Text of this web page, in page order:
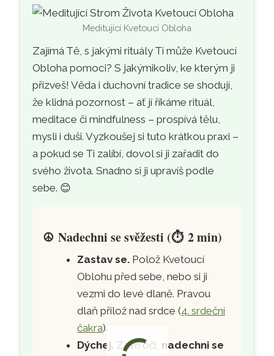
Meditující Kvetoucí Obloha
Zajímá Tě, s jakými rituály Ti může Kvetoucí
Obloha pomoci? S jakýmikoliv, ke kterým ji
přizveš! Věda i duchovní tradice se shodují,
že klidná pozornost – ať jí říkáme rituál,
meditace či mindfulness – prospívá tělu,
mysli i duši. Vyzkoušej si tuto krátkou praxi –
a pokud se Ti zalíbí, dovol si ji zařadit do
svého života. Snadno si ji upravíš podle
sebe. 😊
☮️Nadechni se svěžesti (⏱️2 min)
Zastav se. Polož Kvetoucí
Oblohu před sebe, nebo si ji
vezmi do levé dlaně. Pravou
dlaň přilož nad srdce (4. srdeční
čakra).
Dýchej. Zavři oči, nadechni se